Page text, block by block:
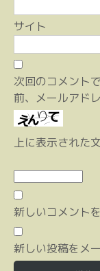
サイト
次回のコメント
前、メールアド
上に表示された
新しいコメント
新しい投稿をメ